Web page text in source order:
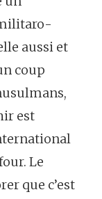
aussi et
coup
est
Le
que c’est